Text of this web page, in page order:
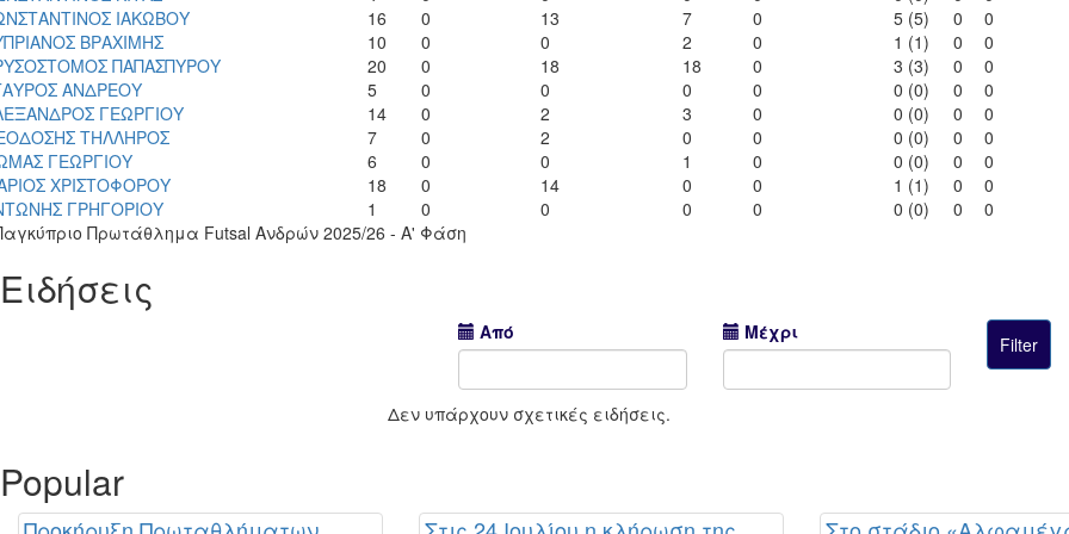
ΙΑΚΩΒΟΥ
16 0 13 7 0 5 (5) 0
0
ΒΡΑΧΙΜΗΣ
10 0 0 2 0 1 (1) 0
0
ΠΑΠΑΣΠΥΡΟΥ
20 0 18 18 0 3 (3) 0
0
ΑΝΔΡΕΟΥ
5 0 0 0 0 0 (0) 0
0
ΓΕΩΡΓΙΟΥ
14 0 2 3 0 0 (0) 0
0
ΤΗΛΛΗΡΟΣ
7 0 2 0 0 0 (0) 0
0
ΓΕΩΡΓΙΟΥ
6 0 0 1 0 0 (0) 0
0
ΧΡΙΣΤΟΦΟΡΟΥ
18 0 14 0 0 1 (1) 0
0
ΓΡΗΓΟΡΙΟΥ
1 0 0 0 0 0 (0) 0
0
Πρωτάθλημα Futsal Ανδρών 2025/26 - Α' Φάση
Ειδήσεις
Από Μέχρι
Δεν υπάρχουν σχετικές ειδήσεις.
Popular